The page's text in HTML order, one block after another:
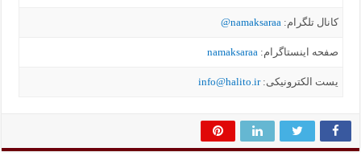
کانال تلگرام:namaksaraa@
صفحه اینستاگرام:namaksaraa
یست الکترونیکی:info@halito.ir